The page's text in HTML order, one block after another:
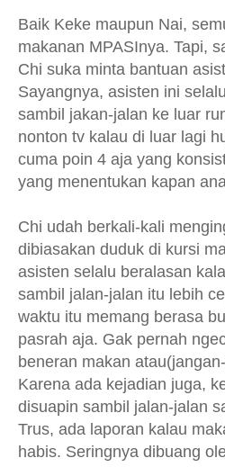
Baik Keke maupun Nai,
makanan MPASInya. Tapi,
Chi suka minta bantuan
Sayangnya, asisten ini
sambil jakan-jalan ke luar
nonton tv kalau di luar lagi
cuma poin 4 aja yang
yang menentukan kapan
Chi udah berkali-kali
dibiasakan duduk di kursi
asisten selalu beralasan
sambil jalan-jalan itu lebih
waktu itu memang berasa
pasrah aja. Gak pernah
beneran makan
Karena ada kejadian juga,
disuapin sambil jalan-jalan
Trus, ada laporan kalau
habis. Seringnya dibuang